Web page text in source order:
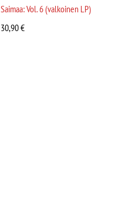
Saimaa: Vol. 6 (valkoinen LP)
30,90€